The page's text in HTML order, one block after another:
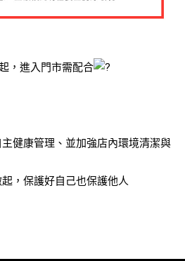
，進入門市需配合
健康管理、並加強店內環境清潔與
，保護好自己也保護他人